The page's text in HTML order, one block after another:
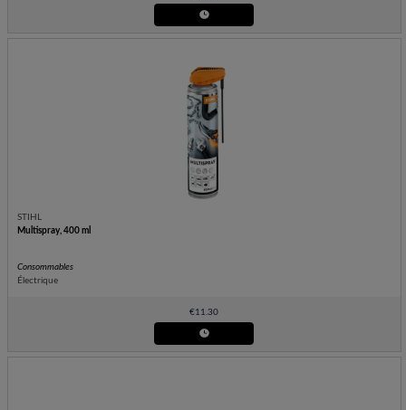
STIHL
Multispray, 400 ml
Consommables
Électrique
€11.30